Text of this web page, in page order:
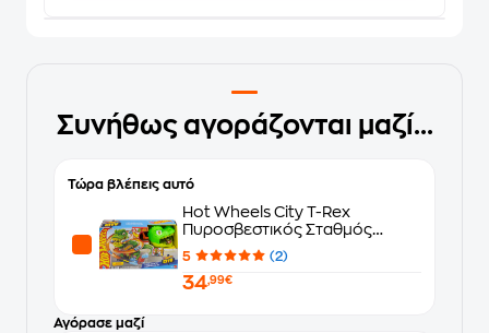
Συνήθως αγοράζονται μαζί...
Τώρα βλέπεις αυτό
Hot Wheels City T-Rex
Πυροσβεστικός Σταθμός
(JBM73)
5 (2)
34,99€
Αγόρασε μαζί